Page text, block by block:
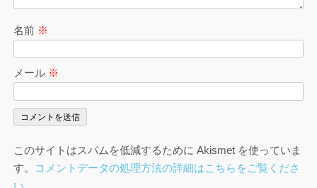
名前 ※
メール ※
このサイトはスパムを低減するために Akismet を使っていま
す。
コメントデータの処理方法の詳細はこちらをご覧くださ